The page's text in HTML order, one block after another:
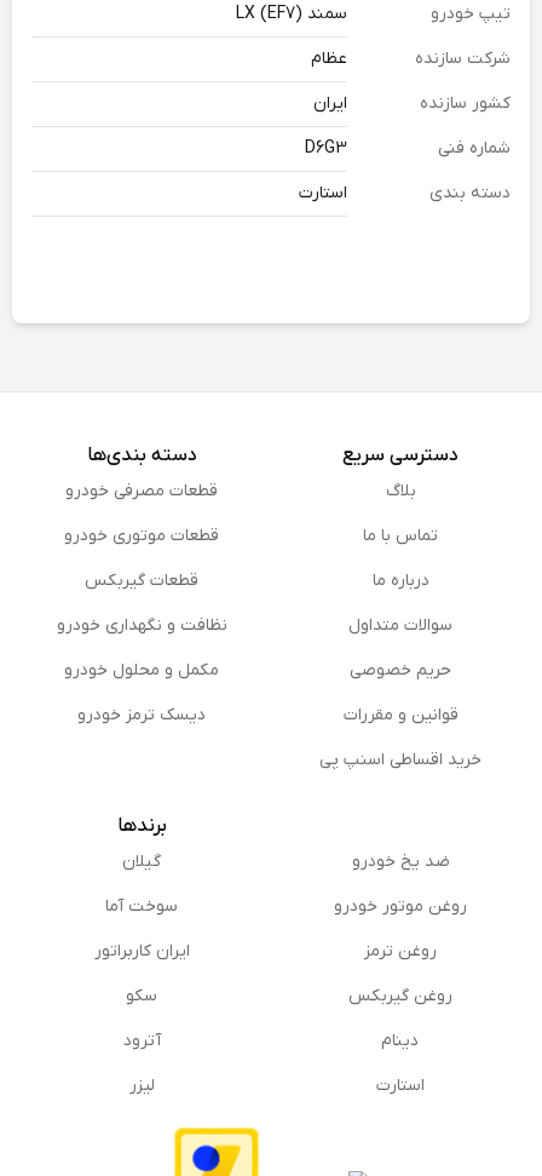
تیپ خودرو
سمند (EF7) LX
شرکت سازنده
عظام
کشور سازنده
ایران
شماره فنی
D6G3
دسته بندی
استارت
دسترسی سریع
بلاگ
تماس با ما
درباره ما
سوالات متداول
حریم خصوصی
قوانین و مقررات
خرید اقساطی اسنپ پی
دسته بندی‌ها
قطعات مصرفی خودرو
قطعات موتوری خودرو
قطعات گیربکس
نظافت و نگهداری خودرو
مكمل و محلول خودرو
دیسک ترمز خودرو
ضد یخ خودرو
روغن موتور خودرو
روغن ترمز
روغن گیربكس
دینام
استارت
برندها
گیلان
سوخت آما
ایران کاربراتور
سکو
آترود
لیزر